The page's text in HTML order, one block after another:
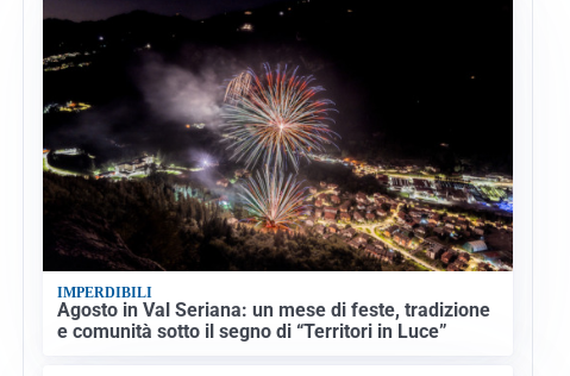
IMPERDIBILI
Agosto in Val Seriana: un mese di feste, tradizione
e comunità sotto il segno di “Territori in Luce”